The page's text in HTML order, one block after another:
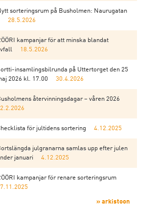
sorteringsrum på Busholmen: Naurugatan
28.5.2026
kampanjar för att minska blandat
18.5.2026
insamlingsbilrunda på Uttertorget den 25
2026 kl. 17.00
30.4.2026
återvinningsdagar – våren 2026
för jultidens sortering 4.12.2025
julgranarna samlas upp efter julen
januari
4.12.2025
kampanjar för renare sorteringsrum
» arkistoon